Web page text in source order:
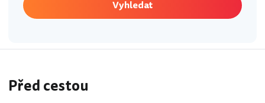
Vyhledat
Před cestou